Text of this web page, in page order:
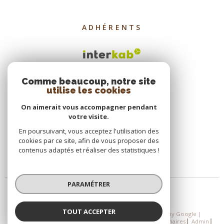
ADHÉRENTS
© 2026 | Tous droits réservés | Traduction powered by Google |
Nos Honoraires
Plan Du Site Mentions Légales Partenaires Admin
Comme beaucoup, notre site
utilise les cookies
On aimerait vous accompagner pendant
votre visite.
En poursuivant, vous acceptez l'utilisation des
cookies par ce site, afin de vous proposer des
contenus adaptés et réaliser des statistiques !
PARAMÉTRER
TOUT ACCEPTER